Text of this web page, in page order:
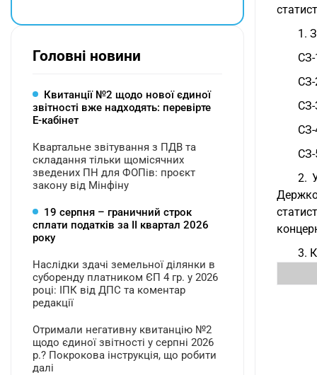
1.
СЗ-
СЗ-
СЗ-
СЗ-
СЗ-
2.
3.
Головні новини
Квитанції №2 щодо нової єдиної
звітності вже надходять: перевірте
Е-кабінет
Квартальне звітування з ПДВ та
складання тільки щомісячних
зведених ПН для ФОПів: проєкт
закону від Мінфіну
19 серпня – граничний строк
сплати податків за ІI квартал 2026
року
Наслідки здачі земельної ділянки в
суборенду платником ЄП 4 гр. у 2026
році: ІПК від ДПС та коментар
редакції
Отримали негативну квитанцію №2
щодо єдиної звітності у серпні 2026
р.? Покрокова інструкція, що робити
далі